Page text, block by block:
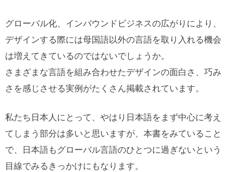
グローバル化、インバウンドビジネスの広がりにより、
デザインする際には母国語以外の言語を取り入れる機会
は増えてきているのではないでしょうか。
さまざまな言語を組み合わせたデザインの面白さ、巧み
さを感じさせる実例がたくさん掲載されています。
私たち日本人にとって、やはり日本語をまず中心に考え
てしまう部分は多いと思いますが、本書をみていること
で、日本語もグローバル言語のひとつに過ぎないという
目線でみるきっかけにもなります。